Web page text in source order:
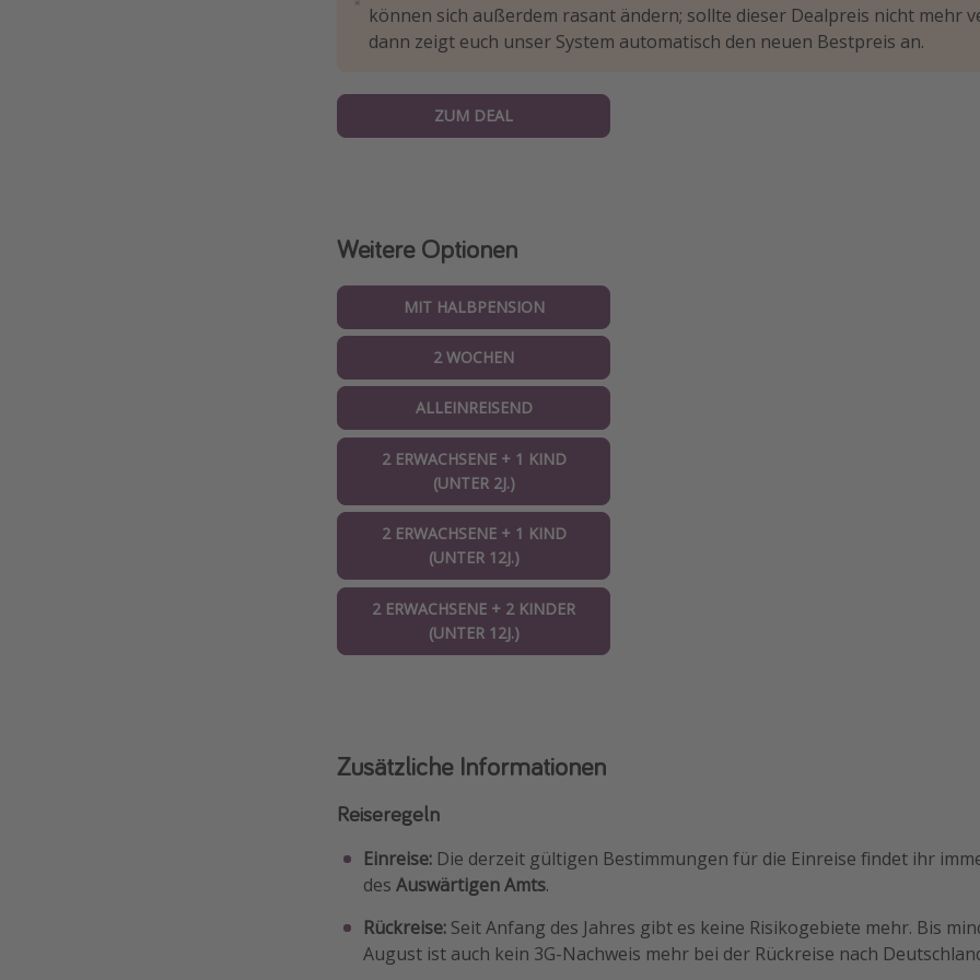
können sich außerdem rasant ändern; sollte dieser Dealpreis nicht mehr
dann zeigt euch unser System automatisch den neuen Bestpreis an.
ZUM DEAL
Weitere Optionen
MIT HALBPENSION
2 WOCHEN
ALLEINREISEND
2 ERWACHSENE + 1 KIND
(UNTER 2J.)
2 ERWACHSENE + 1 KIND
(UNTER 12J.)
2 ERWACHSENE + 2 KINDER
(UNTER 12J.)
Zusätzliche Informationen
Reiseregeln
Einreise: Die derzeit gültigen Bestimmungen für die Einreise findet ihr
des Auswärtigen Amts.
Rückreise: Seit Anfang des Jahres gibt es keine Risikogebiete mehr. Bis
August ist auch kein 3G-Nachweis mehr bei der Rückreise nach